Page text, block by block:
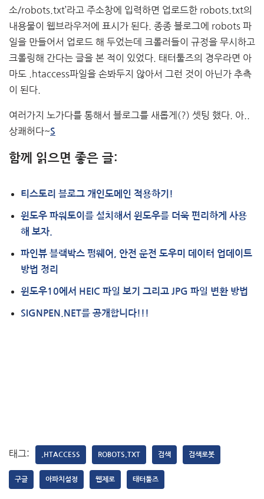
소/robots.txt’라고 주소창에 입력하면 업로드한 robots.txt의
내용물이 웹브라우저에 표시가 된다. 종종 블로그에 robots 파
일을 만들어서 업로드 해 두었는데 크롤러들이 규정을 무시하고
크롤링해 간다는 글을 본 적이 있었다. 태터툴즈의 경우라면 아
마도 .htaccess파일을 손봐두지 않아서 그런 것이 아닌가 추측
이 된다.
여러가지 노가다를 통해서 블로그를 새롭게(?) 셋팅 했다. 아..
상쾌허다~S
함께 읽으면 좋은 글:
티스토리 블로그 개인도메인 적용하기!
윈도우 파워토이를 설치해서 윈도우를 더욱 편리하게 사용
해 보자.
파인뷰 블랙박스 펌웨어, 안전 운전 도우미 데이터 업데이트
방법 정리
윈도우10에서 HEIC 파일 보기 그리고 JPG 파일 변환 방법
SIGNPEN.NET를 공개합니다!!!
태그: .HTACCESS ROBOTS.TXT 검색 검색로봇
구글 아파치설정 웹제로 태터툴즈